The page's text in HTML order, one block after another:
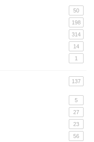
50
198
314
14
1
137
5
27
23
56